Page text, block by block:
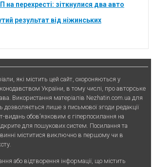
на перехресті: зіткнулися два авто
результат від ніжинських
які містить цей сайт, охороняються у
України, в тому числі, про авторське
Використання матерiалiв Nezhatin.com.ua для
дозволяється лише з письмової згоди редакції
видань обов’язковим є гiперпосилання на
для пошукових систем. Посилання та
міститися виключно в першому чи в
або вiдтворення iнформацiї, що мiстить